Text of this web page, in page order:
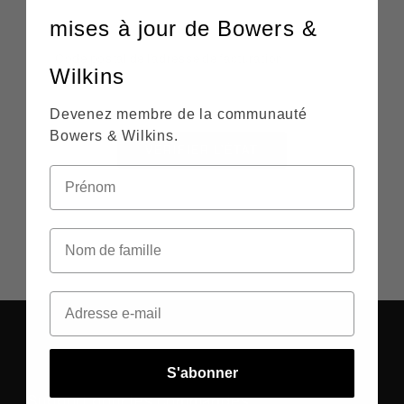
mises à jour de Bowers &
Wilkins
Devenez membre de la communauté
Bowers & Wilkins.
S'abonner